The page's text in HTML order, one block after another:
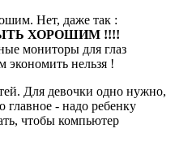
Нет, даже так :
ХОРОШИМ !!!!
мониторы для глаз
экономить нельзя !
Для девочки одно нужно,
главное - надо ребенку
чтобы компьютер